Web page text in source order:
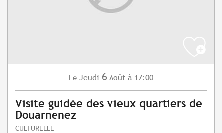
Le Jeudi 6 Août à 17:00
Visite guidée des vieux quartiers de
Douarnenez
CULTURELLE